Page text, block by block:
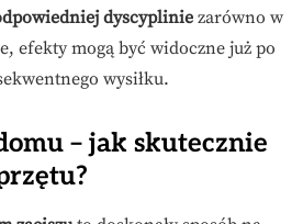
dyscyplinie zarówno w
efekty mogą być widoczne już po
wysiłku.
– jak skutecznie